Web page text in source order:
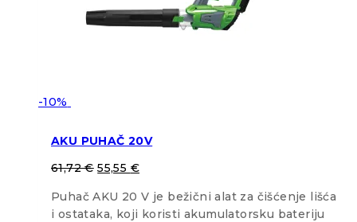
-10%
AKU PUHAČ 20V
61,72€ 55,55 €
Puhač AKU 20 V je bežični alat za čišćenje lišća
i ostataka, koji koristi akumulatorsku bateriju